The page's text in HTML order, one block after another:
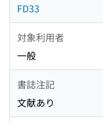
FD33
対象利用者
一般
書誌注記
文献あり